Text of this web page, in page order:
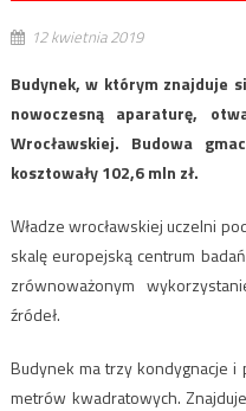
12 kwietnia 2019
Budynek, w którym znajduje
nowoczesną aparaturę,
Wrocławskiej. Budowa
kosztowały 102,6 mln zł.
Władze wrocławskiej uczelni
skalę europejską centrum
zrównoważonym
źródeł.
Budynek ma trzy kondygnacje
metrów kwadratowych.